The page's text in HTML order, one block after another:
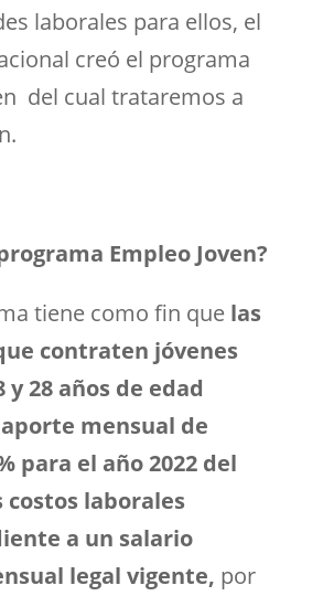
laborales para ellos, el
creó el programa
del cual trataremos a
Empleo Joven?
tiene como fin que las
contraten jóvenes
y 28 años de edad
mensual de
para el año 2022 del
costos laborales
a un salario
legal vigente, por